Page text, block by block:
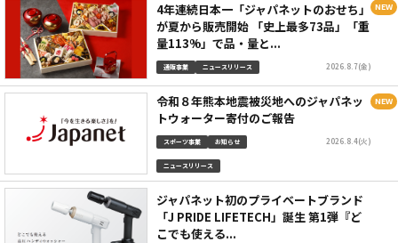
4年連続日本一「ジャパネットのおせち」
が夏から販売開始 「史上最多73品」「重
量113%」で品・量と...
通販事業 ニュースリリース 2026.8.7(金)
令和８年熊本地震被災地へのジャパネッ
トウォーター寄付のご報告
スポーツ事業 お知らせ
ニュースリリース
2026.8.4(火)
ジャパネット初のプライベートブランド
「J PRIDE LIFETECH」誕生 第1弾『ど
こでも使える...